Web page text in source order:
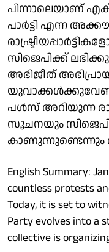
പിന്നാലെയാണ്
പാർട്ടി എന്ന
സിജെപിക്ക്
അഭിജീത്
പൾസ് അറിയുന്ന
സൂചനയും
കാണുന്നുണ്ടെന്നും
English Summary:
countless protests
Today, it is set to
Party evolves into a
collective is